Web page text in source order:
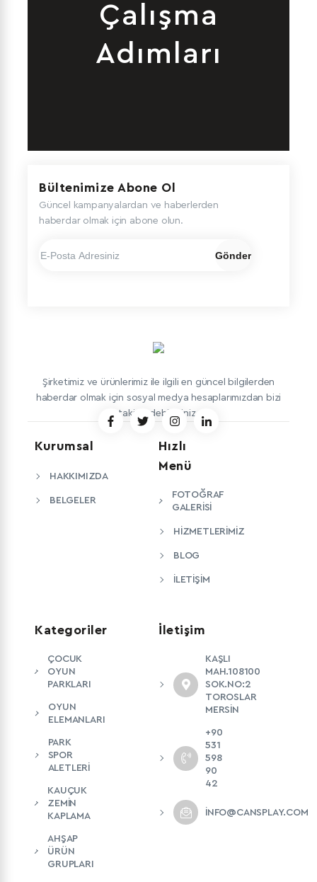
Çalışma
Adımları
Bültenimize Abone Ol
Güncel kampanyalardan ve haberlerden
haberdar olmak için abone olun.
Gönder
Şirketimiz ve ürünlerimiz ile ilgili en güncel bilgilerden
haberdar olmak için sosyal medya hesaplarımızdan bizi
takip edebilirsiniz.
Kurumsal
HAKKIMIZDA
BELGELER
Hızlı
Menü
FOTOĞRAF
GALERISI
HIZMETLERIMIZ
BLOG
İLETIŞIM
Kategoriler
ÇOCUK
OYUN
PARKLARI
OYUN
ELEMANLARI
PARK
SPOR
ALETLERİ
KAUÇUK
ZEMİN
KAPLAMA
AHŞAP
ÜRÜN
GRUPLARI
İletişim
KAŞLI
MAH.108100
SOK.NO:2
TOROSLAR
MERSİN
+90
531
598
90
42
INFO@CANSPLAY.COM